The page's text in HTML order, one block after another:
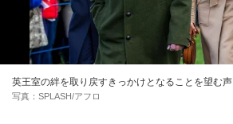
英王室の絆を取り戻すきっかけとなることを望む
写真：SPLASH/アフロ